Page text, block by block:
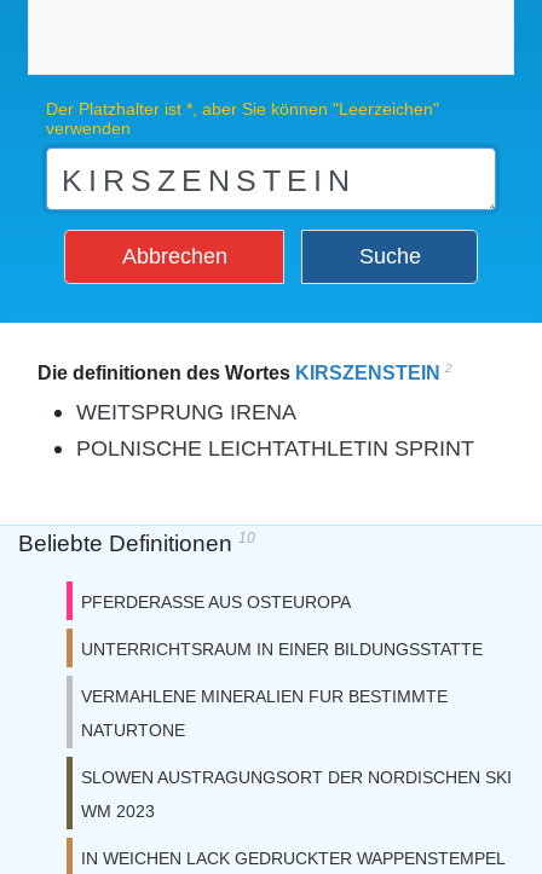
Der Platzhalter ist *, aber Sie können "Leerzeichen"
verwenden
Abbrechen Suche
Die definitionen des Wortes KIRSZENSTEIN 2
WEITSPRUNG IRENA
POLNISCHE LEICHTATHLETIN SPRINT
Beliebte Definitionen 10
PFERDERASSE AUS OSTEUROPA
UNTERRICHTSRAUM IN EINER BILDUNGSSTATTE
VERMAHLENE MINERALIEN FUR BESTIMMTE
NATURTONE
SLOWEN AUSTRAGUNGSORT DER NORDISCHEN SKI
WM 2023
IN WEICHEN LACK GEDRUCKTER WAPPENSTEMPEL